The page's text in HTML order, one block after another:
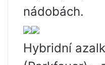
nádobách.
Hybridní